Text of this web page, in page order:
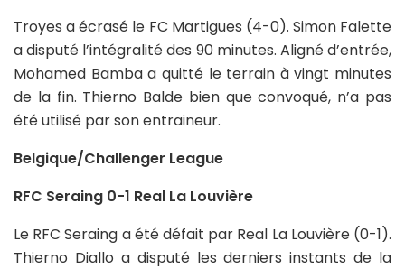
Troyes a écrasé le FC Martigues (4-0). Simon Falette
a disputé l’intégralité des 90 minutes. Aligné d’entrée,
Mohamed Bamba a quitté le terrain à vingt minutes
de la fin. Thierno Balde bien que convoqué, n’a pas
été utilisé par son entraineur.
Belgique/Challenger League
RFC Seraing 0-1 Real La Louvière
Le RFC Seraing a été défait par Real La Louvière (0-1).
Thierno Diallo a disputé les derniers instants de la